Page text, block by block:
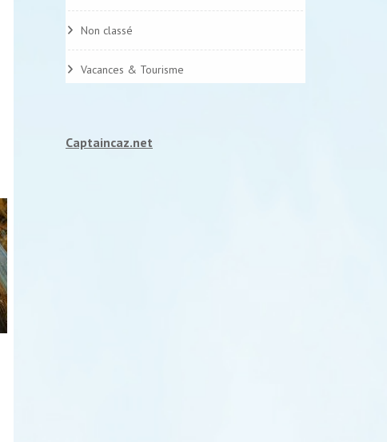
Non classé
Vacances & Tourisme
Captaincaz.net